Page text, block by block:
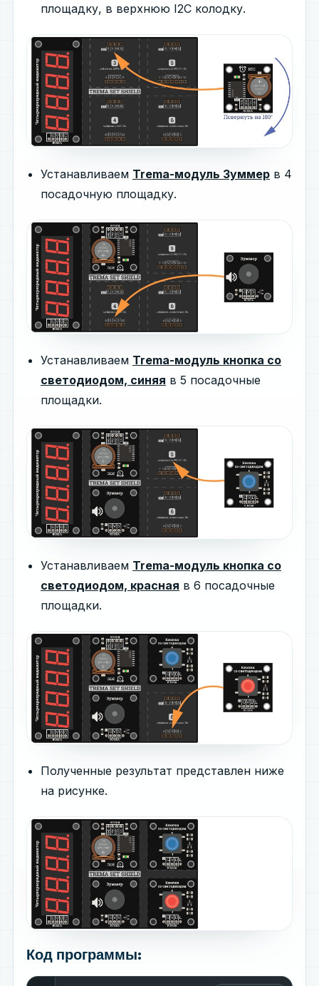
площадку, в верхнюю I2C колодку.
Устанавливаем Trema-модуль Зуммер в 4
посадочную площадку.
Устанавливаем Trema-модуль кнопка со
светодиодом, синяя в 5 посадочные
площадки.
Устанавливаем Trema-модуль кнопка со
светодиодом, красная в 6 посадочные
площадки.
Полученные результат представлен ниже
на рисунке.
Код программы: